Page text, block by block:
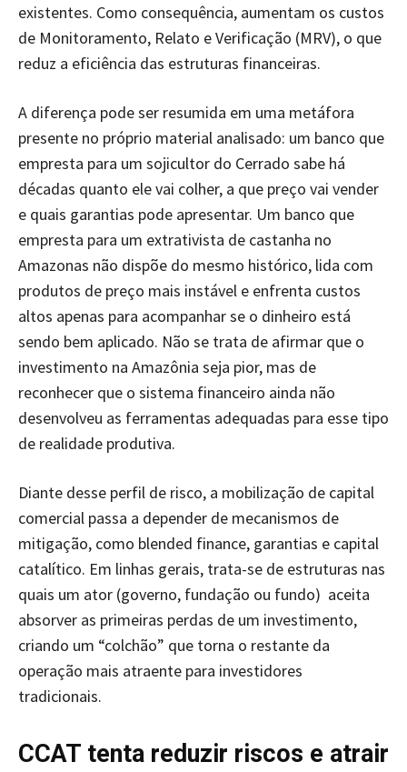
existentes. Como consequência, aumentam os custos
de Monitoramento, Relato e Verificação (MRV), o que
reduz a eficiência das estruturas financeiras.
A diferença pode ser resumida em uma metáfora
presente no próprio material analisado: um banco que
empresta para um sojicultor do Cerrado sabe há
décadas quanto ele vai colher, a que preço vai vender
e quais garantias pode apresentar. Um banco que
empresta para um extrativista de castanha no
Amazonas não dispõe do mesmo histórico, lida com
produtos de preço mais instável e enfrenta custos
altos apenas para acompanhar se o dinheiro está
sendo bem aplicado. Não se trata de afirmar que o
investimento na Amazônia seja pior, mas de
reconhecer que o sistema financeiro ainda não
desenvolveu as ferramentas adequadas para esse tipo
de realidade produtiva.
Diante desse perfil de risco, a mobilização de capital
comercial passa a depender de mecanismos de
mitigação, como blended finance, garantias e capital
catalítico. Em linhas gerais, trata-se de estruturas nas
quais um ator (governo, fundação ou fundo) aceita
absorver as primeiras perdas de um investimento,
criando um “colchão” que torna o restante da
operação mais atraente para investidores
tradicionais.
CCAT tenta reduzir riscos e atrair